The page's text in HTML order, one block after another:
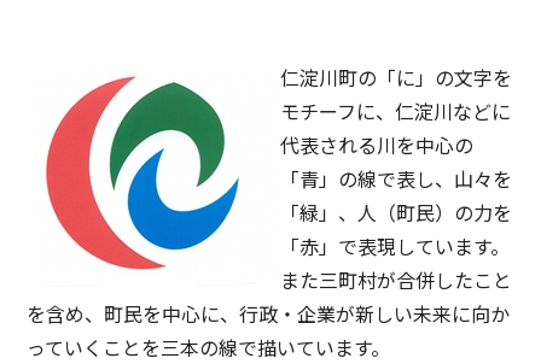
仁淀川町の「に」の文字を
モチーフに、仁淀川などに
代表される川を中心の
「青」の線で表し、山々を
「緑」、人（町民）の力を
「赤」で表現しています。
また三町村が合併したこと
を含め、町民を中心に、行政・企業が新しい未来に向か
っていくことを三本の線で描いています。